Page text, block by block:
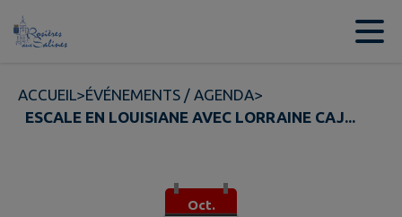
Contenu
ACCUEIL>ÉVÉNEMENTS / AGENDA>
ESCALE EN LOUISIANE AVEC LORRAINE CAJ...
Oct.